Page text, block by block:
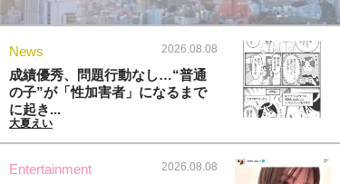
News 2026.08.08
成績優秀、問題行動なし…“普通
の子”が「性加害者」になるまで
に起き...
大夏えい
Entertainment 2026.08.08